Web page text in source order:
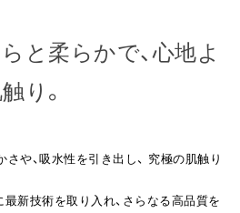
と柔らかで、心地よ
り。
さや、吸水性を引き出し、 究極の肌触り
新技術を取り入れ、さらなる高品質を